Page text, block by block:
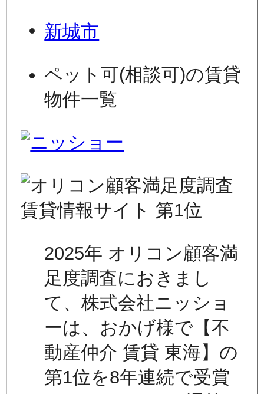
新城市
ペット可(相談可)の賃貸
物件一覧
2025年 オリコン顧客満
足度調査におきまし
て、株式会社ニッショ
ーは、おかげ様で【不
動産仲介 賃貸 東海】の
第1位を8年連続で受賞